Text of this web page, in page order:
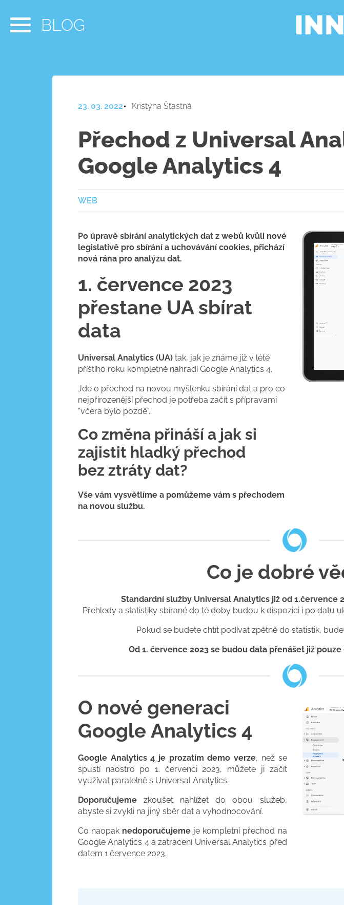
BLOG
23. 03. 2022 Kristýna Šťastná
Přechod z Universal
Google Analytics 4
WEB
Po úpravě sbírání analytických dat z webů kvůli nové
legislativě pro sbírání a uchovávání cookies, přichází
nová rána pro analýzu dat.
1. července 2023
přestane UA sbírat
data
Universal Analytics (UA) tak, jak je známe již v létě
příštího roku kompletně nahradí Google Analytics 4.
Jde o přechod na novou myšlenku sbírání dat a pro co
nejpřirozenější přechod je potřeba začít s přípravami
"včera bylo pozdě".
Co změna přináší a jak si
zajistit hladký přechod
bez ztráty dat?
Vše vám vysvětlíme a pomůžeme vám s přechodem
na novou službu.
Co je dobré
Standardní služby Universal Analytics již od 1.července
Přehledy a statistiky sbírané do té doby budou k dispozici i po datu
Pokud se budete chtít podívat zpětně do statistik,
Od 1. července 2023 se budou data přenášet již
O nové generaci
Google Analytics 4
Google Analytics 4 je prozatím demo verze, než se
spustí naostro po 1. červenci 2023, můžete ji začít
využívat paralelně s Universal Analytics.
Doporučujemezkoušet nahlížet do obou služeb,
abyste si zvykli na jiný sběr dat a vyhodnocování.
Co naopak nedoporučujeme je kompletní přechod na
Google Analytics 4 a zatracení Universal Analytics před
datem 1.července 2023.